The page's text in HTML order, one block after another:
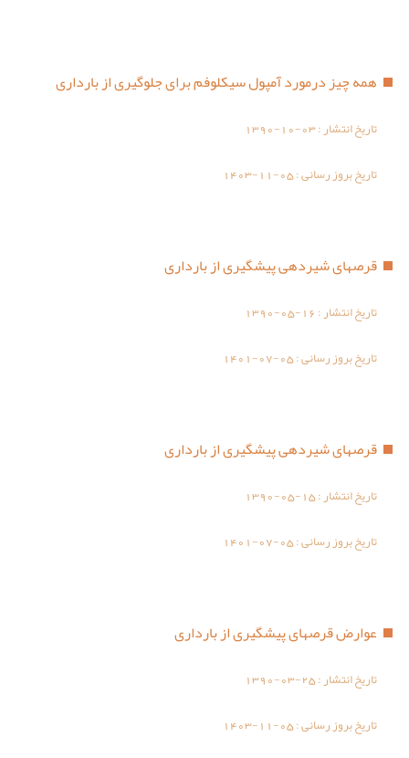
همه چیز درمورد آمپول سیکلوفم برای جلوگیری از بارداری
تاریخ انتشار :1390-10-03
تاریخ بروز رسانی :1403-11-05
قرصهای شیردهی پیشگیری از بارداری
تاریخ انتشار :1390-05-16
تاریخ بروز رسانی :1401-07-05
قرصهای شیردهی پیشگیری از بارداری
تاریخ انتشار :1390-05-15
تاریخ بروز رسانی :1401-07-05
عوارض قرصهای پیشگیری از بارداری
تاریخ انتشار :1390-03-25
تاریخ بروز رسانی :1403-11-05